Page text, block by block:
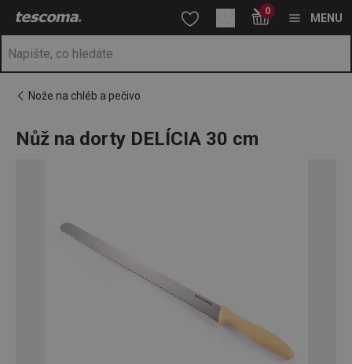
Nacházíte se na stránce Nůž na dorty DELÍCIA 30 cm
Přejít na hlavní obsah
Přejít na vyhledávání
Přejít na navigaci 0
MENU
Nože na chléb a pečivo
Nůž na dorty DELÍCIA 30 cm